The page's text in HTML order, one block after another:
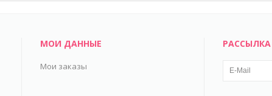
МОИ ДАННЫЕ
Мои заказы
РАССЫЛКА